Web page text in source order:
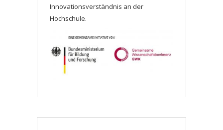
Innovationsverständnis an der
Hochschule.